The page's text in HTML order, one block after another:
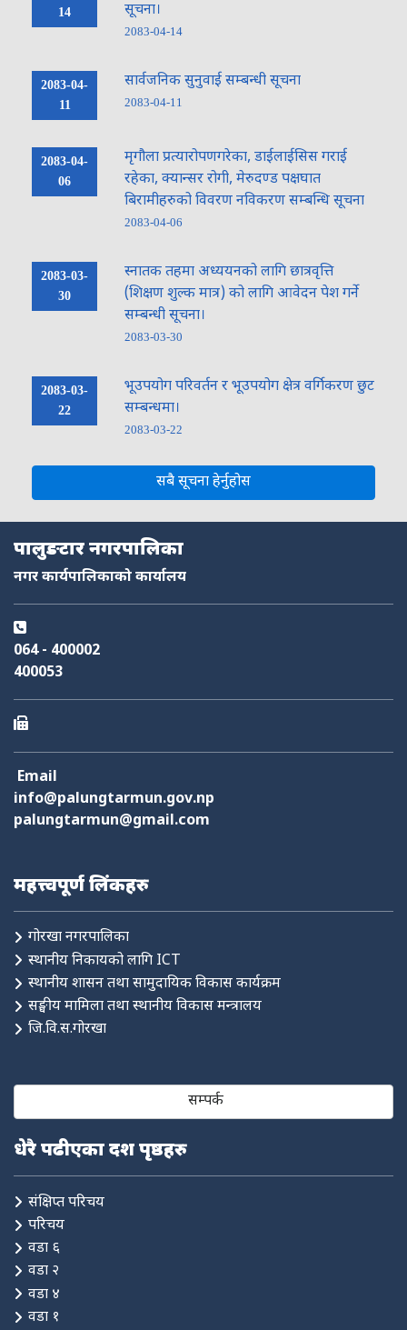
14
सूचना।
2083-04-14
2083-04-
11
सार्वजनिक सुनुवाई सम्बन्धी सूचना
2083-04-11
2083-04-
06
मृगौला प्रत्यारोपणगरेका, डाईलाईसिस गराई
रहेका, क्यान्सर रोगी, मेरुदण्ड पक्षघात
बिरामीहरुको विवरण नविकरण सम्बन्धि सूचना
2083-04-06
2083-03-
30
स्नातक तहमा अध्ययनको लागि छात्रवृत्ति
(शिक्षण शुल्क मात्र) को लागि आवेदन पेश गर्ने
सम्बन्धी सूचना।
2083-03-30
2083-03-
22
भूउपयोग परिवर्तन र भूउपयोग क्षेत्र वर्गिकरण छुट
सम्बन्धमा।
2083-03-22
सबै सूचना हेर्नुहोस
पालुङटार नगरपालिका
नगर कार्यपालिकाको कार्यालय
064 - 400002
400053
Email
info@palungtarmun.gov.np
palungtarmun@gmail.com
महत्त्वपूर्ण लिंकहरु
गोरखा नगरपालिका
स्थानीय निकायको लागि ICT
स्थानीय शासन तथा सामुदायिक विकास कार्यक्रम
सङ्घीय मामिला तथा स्थानीय विकास मन्त्रालय
जि.वि.स.गोरखा
सम्पर्क
धेरै पढीएका दश पृष्ठहरु
संक्षिप्त परिचय
परिचय
वडा ६
वडा २
वडा ४
वडा १
नागरिक सेवा शैक्षिक सिफारिस अनलाइन सेवा कर तथा राजस्व